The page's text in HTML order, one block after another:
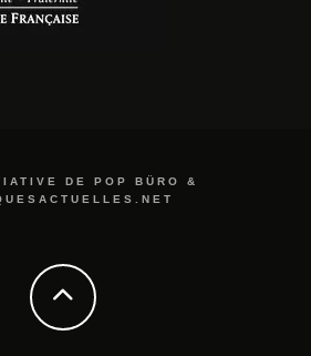
DE POP BÜRO &